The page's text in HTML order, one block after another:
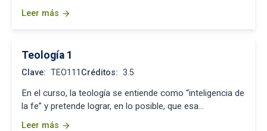
Leer más arrow_forward
Teología 1
Clave: TEO111 Créditos: 3.5
En el curso, la teología se entiende como “inteligencia de
la fe” y pretende lograr, en lo posible, que esa…
Leer más arrow_forward